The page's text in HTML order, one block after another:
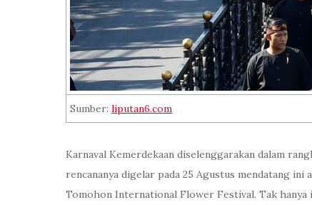
Sumber: liputan6.com
Karnaval Kemerdekaan diselenggarakan dalam
rencananya digelar pada 25 Agustus mendatang
Tomohon International Flower Festival. Tak